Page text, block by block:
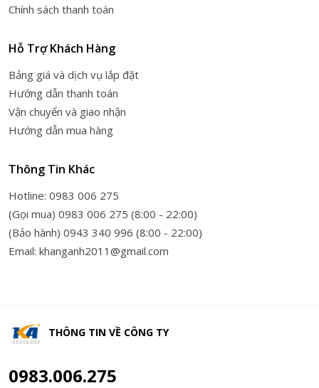
Chính sách thanh toán
Hỗ Trợ Khách Hàng
Bảng giá và dịch vụ lắp đặt
Hướng dẫn thanh toán
Vận chuyển và giao nhận
Hướng dẫn mua hàng
Thông Tin Khác
Hotline: 0983 006 275
(Gọi mua) 0983 006 275 (8:00 - 22:00)
(Bảo hành) 0943 340 996 (8:00 - 22:00)
Email: khanganh2011@gmail.com
THÔNG TIN VỀ CÔNG TY
0983.006.275